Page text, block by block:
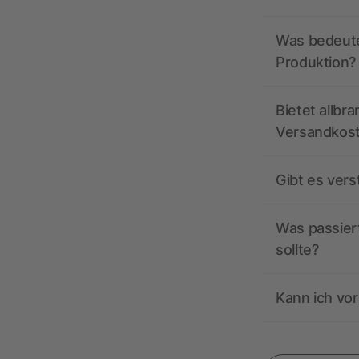
Was
Produktion?
Bietet
Gibt es
Was
sollte?
Kann ich